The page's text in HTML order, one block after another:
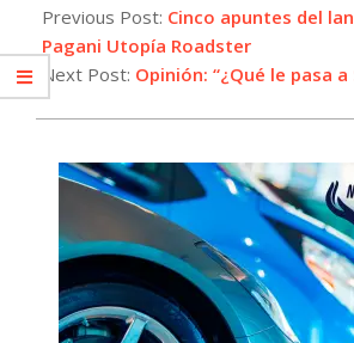
10-
17
Previous Post: Cinco apuntes del
Pagani Utopía Roadster
Next Post: Opinión: “¿Qué le pasa a